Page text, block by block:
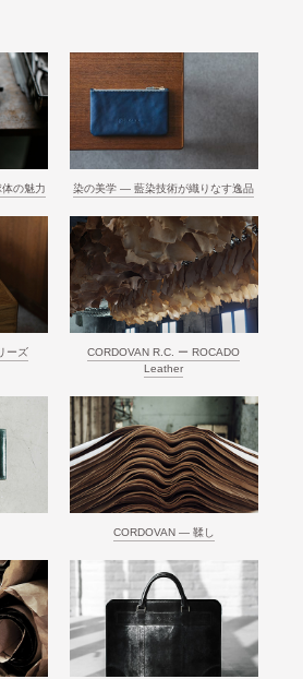
の魅力 染の美学 ― 藍染技術が織りなす逸品
ーズ
CORDOVAN R.C. ー ROCADO
Leather
CORDOVAN ― 鞣し